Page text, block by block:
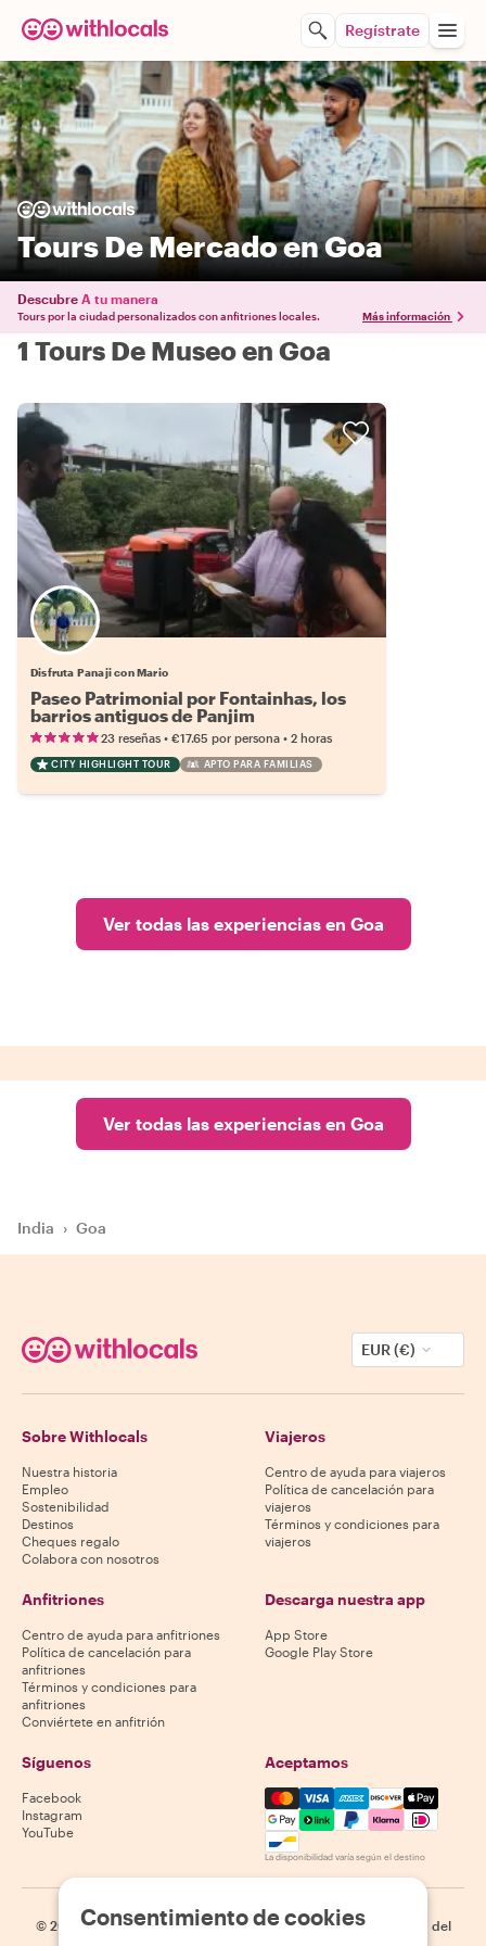
Regístrate
Tours De Mercado en Goa
Descubre A tu manera
Tours por la ciudad personalizados con anfitriones locales. Más información
1 Tours De Museo en Goa
Disfruta Panaji con Mario
Paseo Patrimonial por Fontainhas, los
barrios antiguos de Panjim
23 reseñas • €17.65 por persona • 2 horas
CITY HIGHLIGHT TOUR APTO PARA FAMILIAS
Ver todas las experiencias en Goa
Ver todas las experiencias en Goa
India › Goa
EUR (€)
Sobre Withlocals
Nuestra historia
Empleo
Sostenibilidad
Destinos
Cheques regalo
Colabora con nosotros
Viajeros
Centro de ayuda para viajeros
Política de cancelación para
viajeros
Términos y condiciones para
viajeros
Anfitriones
Centro de ayuda para anfitriones
Política de cancelación para
anfitriones
Términos y condiciones para
anfitriones
Conviértete en anfitrión
Descarga nuestra app
App Store
Google Play Store
Síguenos
Facebook
Instagram
YouTube
Aceptamos
Mastercard, Visa, Amex,
La disponibilidad varía según el destino
© 2026 Withlocals.com | Política de privacidad | Cookies
Mapa del
Consentimiento de cookies